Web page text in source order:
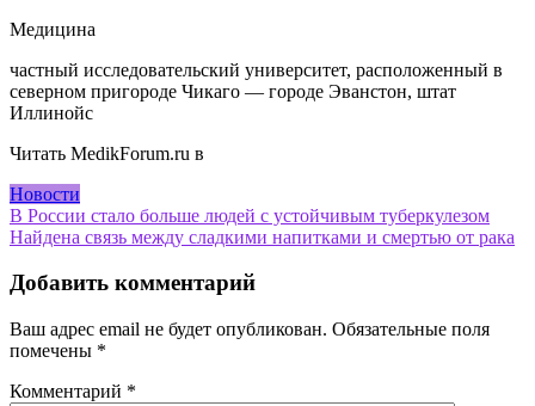
Медицина
частный исследовательский университет, расположенный в
северном пригороде Чикаго — городе Эванстон, штат
Иллинойс
Читать MedikForum.ru в
Новости
Навигация
по
записям
В России стало больше людей с устойчивым туберкулезом
Найдена связь между сладкими напитками и смертью от рака
Добавить комментарий
Ваш адрес email не будет опубликован. Обязательные поля
помечены *
Комментарий *